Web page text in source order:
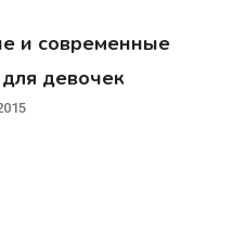
и современные
девочек